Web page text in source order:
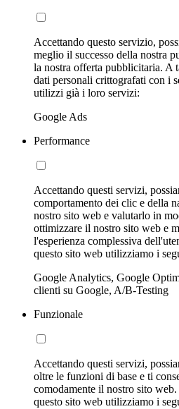
Accettando questo servizio,
meglio il successo della nostra
la nostra offerta pubblicitaria. A
dati personali crittografati con i
utilizzi già i loro servizi:
Google Ads
Performance
Accettando questi servizi,
comportamento dei clic e della
nostro sito web e valutarlo in
ottimizzare il nostro sito web e
l'esperienza complessiva
questo sito web utilizziamo i
Google Analytics, Google
clienti su Google, A/B-Testing
Funzionale
Accettando questi servizi,
oltre le funzioni di base e ti
comodamente il nostro sito
questo sito web utilizziamo i